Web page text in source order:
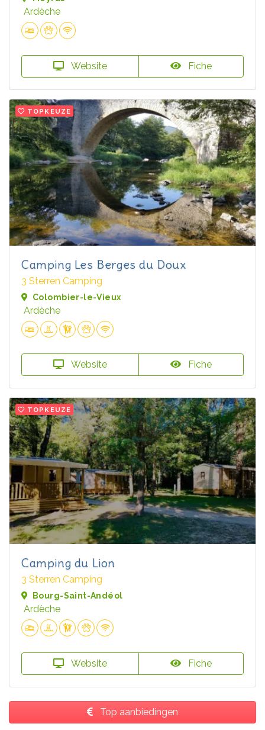
Ardèche
Website Fiche
TOPKEUZE
Camping Les Berges du Doux
3 Sterren Camping
Colombier-le-Vieux
Ardèche
Website Fiche
TOPKEUZE
Camping du Lion
3 Sterren Camping
Bourg-Saint-Andéol
Ardèche
Website Fiche
Top aanbiedingen